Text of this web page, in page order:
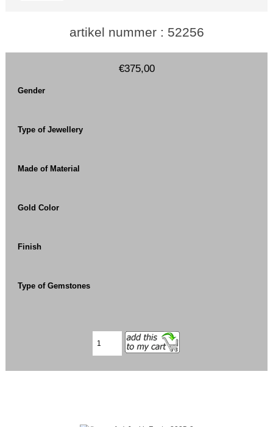
artikel nummer : 52256
€375,00
Gender
Type of Jewellery
Made of Material
Gold Color
Finish
Type of Gemstones